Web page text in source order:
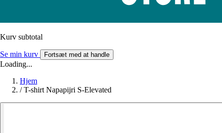
Kurv subtotal
Se min kurv Fortsæt med at handle
Loading...
Hjem
/ T-shirt Napapijri S-Elevated